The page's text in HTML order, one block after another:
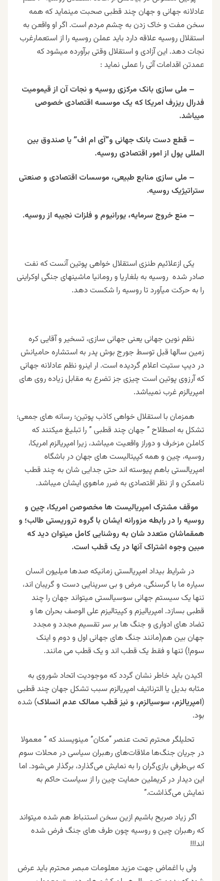
عادلانه جهانی و جهان چند قطبی صحبت مینماید که همه
سخن مفت و خاک زدن به چشم مردم است. اگر او واقعن به
استقلال روسیه علاقه دارد باید عملن روسیه را از استعمارغرب
نجات دهد. این آزادی و استقلال وقتی برآورده میشود که
عمدتن اقدامات آتی را عملی نماید :
– ملی سازی بانک مرکزی روسیه و نجات آن از قیمومیت
فدرال ریزرف امریکا که یک موسسه اقتصادی خصوصی
میباشد.
– قطع دست بانک جهانی و”آی ام اف” یا صندوق بین
المللی پول از امور اقتصادی روسیه.
– ملی سازی منابع طبیعی، موسسات اقتصادی و صنعتی
ستراتیژیک روسیه.
– منع خروج سرمایه، یورانیوم و فلزات نجیبه از روسیه.
یکی ازعلائیم طنزی استقلال خواهی پوتین آنست که نفت
صادر شده روسیه به بلغاریا و رومانیا ماشینهای جنگی اوکراینی
را به حرکت میآورد تا روسیه را شکست دهد.
نظم نوین جهانی یعنی جهانی سازی، تسخیر و آقایی کره
زمین سالها قبل توسط جورج بوش پدر به استشاره حامیانش
در دیپ ستیت اعلام گردیده است. ار اینرو نظم عادلانه جهانی
که آرزوی پوتین است چیزی جز تضرع به مقابل زیاده روی های
امپریالزم غرب نمیباشد.
همزمان با استقلال خواهی کاذب پوتین؛ رسانه های جمعی؛
تشکل به اصطلاح ” جهان چند قطبی ” را تبلیغ میکنند که
کاملن مزخرف و دوراز واقعیت میباشد، زیرا امپریالزم امریکا،
روسیه، چین و همه کپیتالیست های جهان در باشگاه
امپریالستی باهم پیوسته اند حتی جدایی شان به چند قطب
ناممکن و از نظر اقتصادی به ضرر ماهوی ایشان میباشد.
موقف مشترک امپریالیست ها مخصوصن امریکا، چین و
روسیه را در رابطه مزورانه ایشان با گروه تروریستی طالب؛ و
همقماشان متعدد شان به روشنایی کامل میتوان دید که
مبین وجوه اشتراک آنها در یک قطب است.
در شرایط بیداد امپریالستی زمانیکه صدها میلیون انسان
سیاره ما با گرسنگی، مرض و بی سرپنایی دست و گریبان اند،
تنها یک سیستم جهانی سوسیالستی میتواند جهان را چند
قطبی بسازد. امپریالیزم و کپیتالیزم علی الوصف بحران ها و
تضاد های ادواری و جنگ ها بر سر تقسیم مجدد و مجدد
جهان بین هم(مانند جنگ های جهانی اول و دوم و اینک
سوم!) تنها و فقط یک قطب اند و یک قطب می مانند.
اکیدن باید خاطر نشان گردد که موجودیت اتحاد شوروی به
مثابه بدیل یا الترناتیف امپریالزم سبب تشکل جهان چند قطبی
(امپریالزم، سوسیالزم، و نیز قطب ممالک عدم انسلاک) شده
بود.
تحلیلگر محترم تحت عنصر “مکان” مینویسند که ” معمولا
در جریان جنگ‌ها ملاقات‌های رهبران سیاسی در محلات سوم
که بی‌طرفی بازی‌گران را به نمایش می‌گذارد، برگذار می‌شود. اما
این دیدار در کریملین حمایت چین را از سیاست حاکم به
نمایش می‌گذاشت.”
اگر زیاد صریح باشیم ازین سخن استنباط هم شده میتواند
که رهبران چین و روسیه چون طرف های جنگ فرض شده
اند!!!
ولی با اغماض جهت مزید معلومات مبصر محترم باید عرض